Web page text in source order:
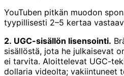
YouTuben pitkän muodon
tyypillisesti 2–5 kertaa
2. UGC-sisällön lisensointi.
sisällöstä, jota he julkaisevat
ei tarvita. Aloittelevat UGC-
dollaria videolta; vakiintuneet